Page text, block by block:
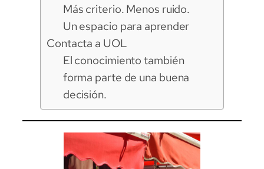
Más criterio. Menos ruido.
Un espacio para aprender
Contacta a UOL
El conocimiento también
forma parte de una buena
decisión.